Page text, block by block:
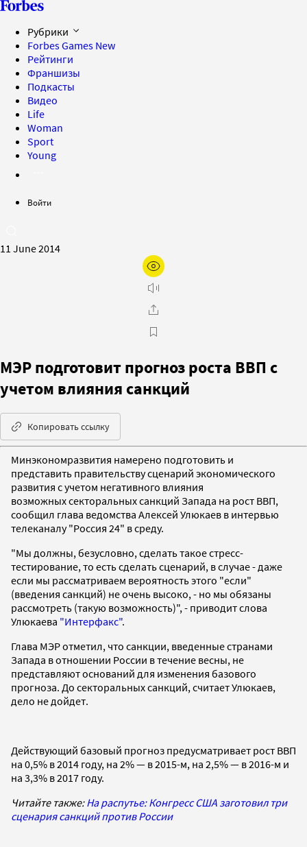
Рубрики
Forbes Games New
Рейтинги
Франшизы
Подкасты
Видео
Life
Woman
Sport
Young
Войти
11 June 2014
МЭР подготовит прогноз роста ВВП с
учетом влияния санкций
Копировать ссылку
Минэкономразвития намерено подготовить и
представить правительству сценарий экономического
развития с учетом негативного влияния
возможных секторальных санкций Запада на рост ВВП,
сообщил глава ведомства Алексей Улюкаев в интервью
телеканалу "Россия 24" в среду.
"Мы должны, безусловно, сделать такое стресс-
тестирование, то есть сделать сценарий, в случае - даже
если мы рассматриваем вероятность этого "если"
(введения санкций) не очень высоко, - но мы обязаны
рассмотреть (такую возможность)", - приводит слова
Улюкаева "Интерфакс".
Глава МЭР отметил, что санкции, введенные странами
Запада в отношении России в течение весны, не
представляют оснований для изменения базового
прогноза. До секторальных санкций, считает Улюкаев,
дело не дойдет.
Действующий базовый прогноз предусматривает рост ВВП
на 0,5% в 2014 году, на 2% — в 2015-м, на 2,5% — в 2016-м и
на 3,3% в 2017 году.
Читайте также:На распутье: Конгресс США заготовил три
сценария санкций против России